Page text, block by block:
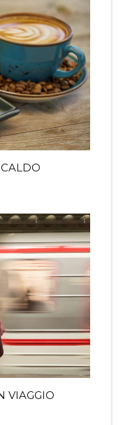
VIAGGIO